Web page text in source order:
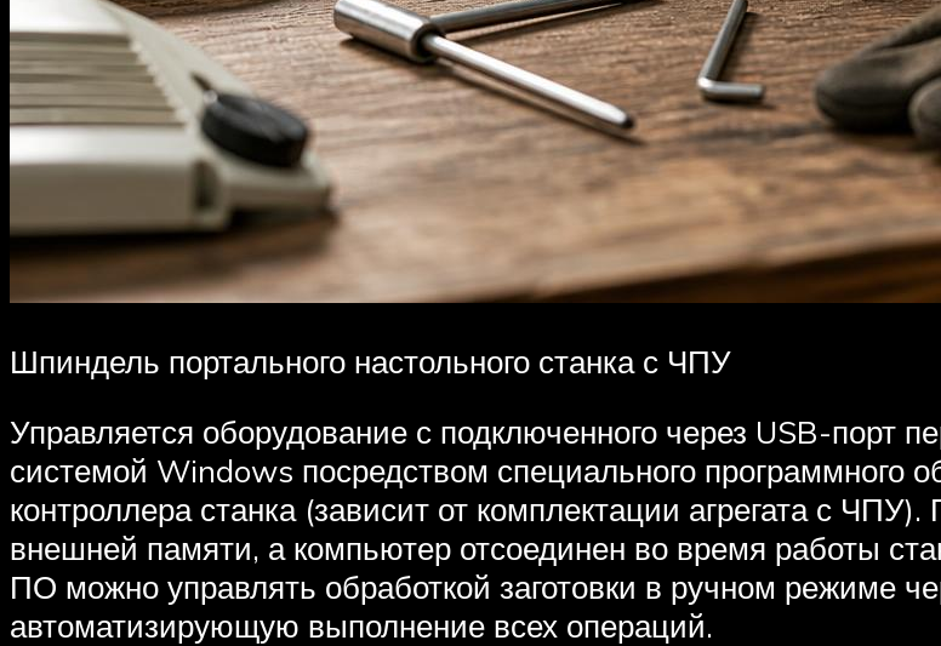
Шпиндель портального настольного станка с ЧПУ
Управляется оборудование с подключенного через USB-порт
системой Windows посредством специального
контроллера станка (зависит от комплектации агрегата с
внешней памяти, а компьютер отсоединен во время работы
ПО можно управлять обработкой заготовки в ручном режиме
автоматизирующую выполнение всех операций.